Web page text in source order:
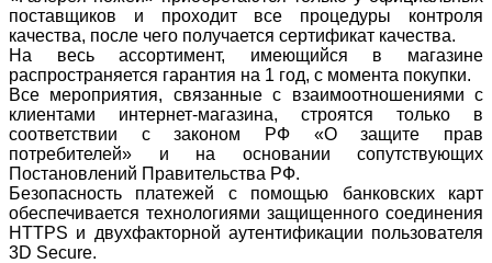
поставщиков и проходит все процедуры контроля
качества, после чего получается сертификат качества.
На весь ассортимент, имеющийся в магазине
распространяется гарантия на 1 год, с момента покупки.
Все мероприятия, связанные с взаимоотношениями с
клиентами интернет-магазина, строятся только в
соответствии с законом РФ «О защите прав
потребителей» и на основании сопутствующих
Постановлений Правительства РФ.
Безопасность платежей с помощью банковских карт
обеспечивается технологиями защищенного соединения
HTTPS и двухфакторной аутентификации пользователя
3D Secure.